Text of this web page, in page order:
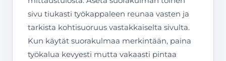
sivu tiukasti työkappaleen reunaa vasten ja
tarkista kohtisuoruus vastakkaiselta sivulta.
Kun käytät suorakulmaa merkintään, paina
työkalua kevyesti mutta vakaasti pintaa